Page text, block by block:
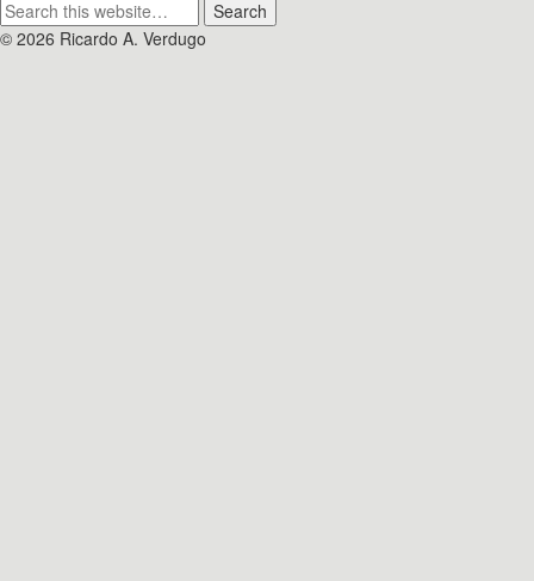
© 2026 Ricardo A. Verdugo